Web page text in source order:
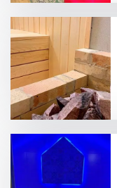
Вместимость
до 10 человек
от 20 человек
Массаж
Кедровая бочка